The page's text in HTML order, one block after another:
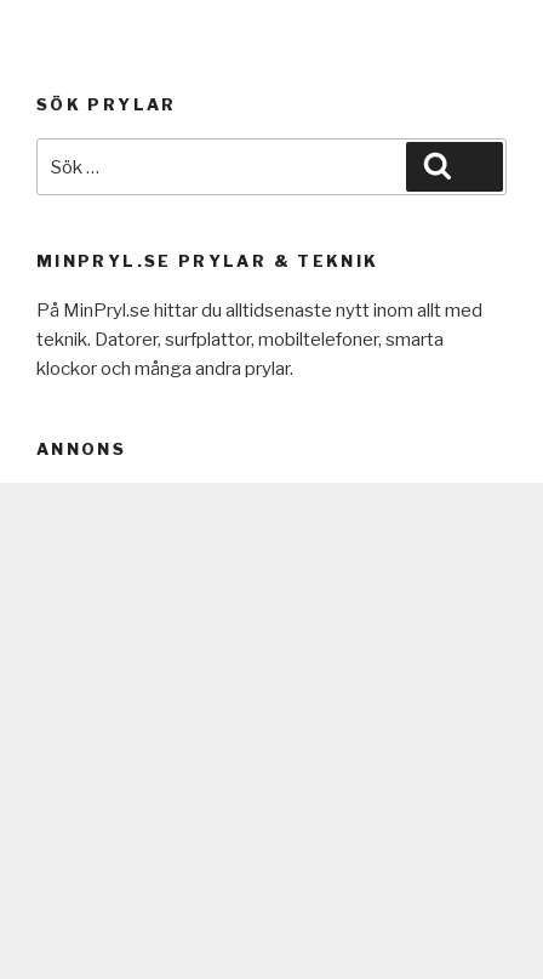
SÖK PRYLAR
efter:
MINPRYL.SE PRYLAR & TEKNIK
På MinPryl.se hittar du alltidsenaste nytt inom allt med
teknik. Datorer, surfplattor, mobiltelefoner, smarta
klockor och många andra prylar.
ANNONS